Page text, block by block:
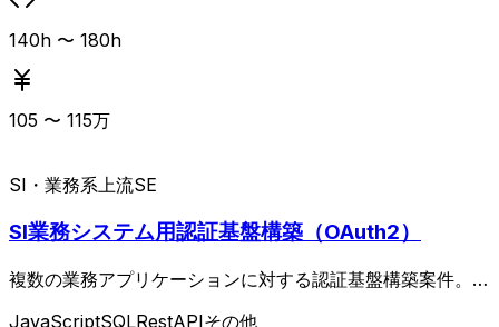
140h 〜 180h
105 〜 115万
SI・業務系 上流SE
SI業務システム用認証基盤構築（OAuth2）
複数の業務アプリケーションに対する認証基盤構築案件。
JavaScriptSQLRestAPIその他